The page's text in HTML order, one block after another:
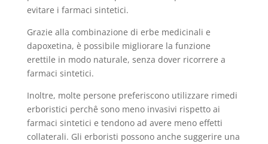
evitare i farmaci sintetici.
Grazie alla combinazione di erbe medicinali e
dapoxetina, è possibile migliorare la funzione
erettile in modo naturale, senza dover ricorrere a
farmaci sintetici.
Inoltre, molte persone preferiscono utilizzare rimedi
erboristici perchê sono meno invasivi rispetto ai
farmaci sintetici e tendono ad avere meno effetti
collaterali. Gli erboristi possono anche suggerire una